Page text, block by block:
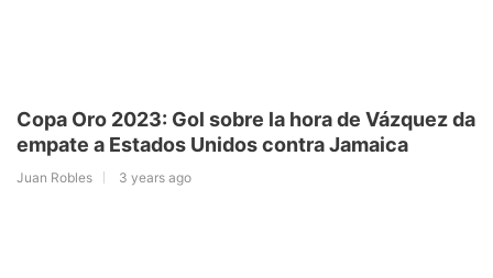
Copa Oro 2023: Gol sobre la hora de Vázquez da
empate a Estados Unidos contra Jamaica
Juan Robles 3 years ago